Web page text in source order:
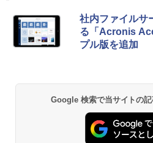
社内ファイルサ
る「Acronis
プル版を追加
Google 検索で当サイトの